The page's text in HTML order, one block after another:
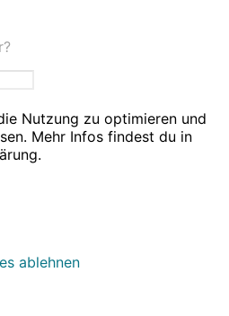
Nutzung zu optimieren und
Mehr Infos findest du in
ablehnen